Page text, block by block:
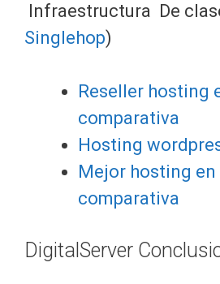
Infraestructura De
Singlehop)
Reseller hosting
comparativa
Hosting
Mejor hosting
comparativa
DigitalServer